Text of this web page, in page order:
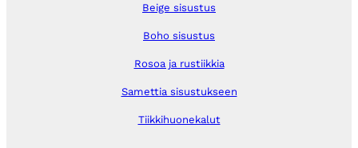
Beige sisustus
Boho sisustus
Rosoa ja rustiikkia
Samettia sisustukseen
Tiikkihuonekalut